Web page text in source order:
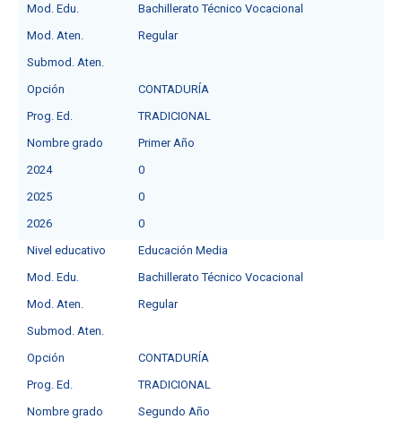
Mod. Edu.
Bachillerato Técnico Vocacional
Mod. Aten.
Regular
Submod. Aten.
Opción
CONTADURÍA
Prog. Ed.
TRADICIONAL
Nombre grado
Primer Año
2024
0
2025
0
2026
0
Nivel educativo
Educación Media
Mod. Edu.
Bachillerato Técnico Vocacional
Mod. Aten.
Regular
Submod. Aten.
Opción
CONTADURÍA
Prog. Ed.
TRADICIONAL
Nombre grado
Segundo Año